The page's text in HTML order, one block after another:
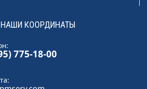
НАШИ КООРДИНАТЫ
775-18-00